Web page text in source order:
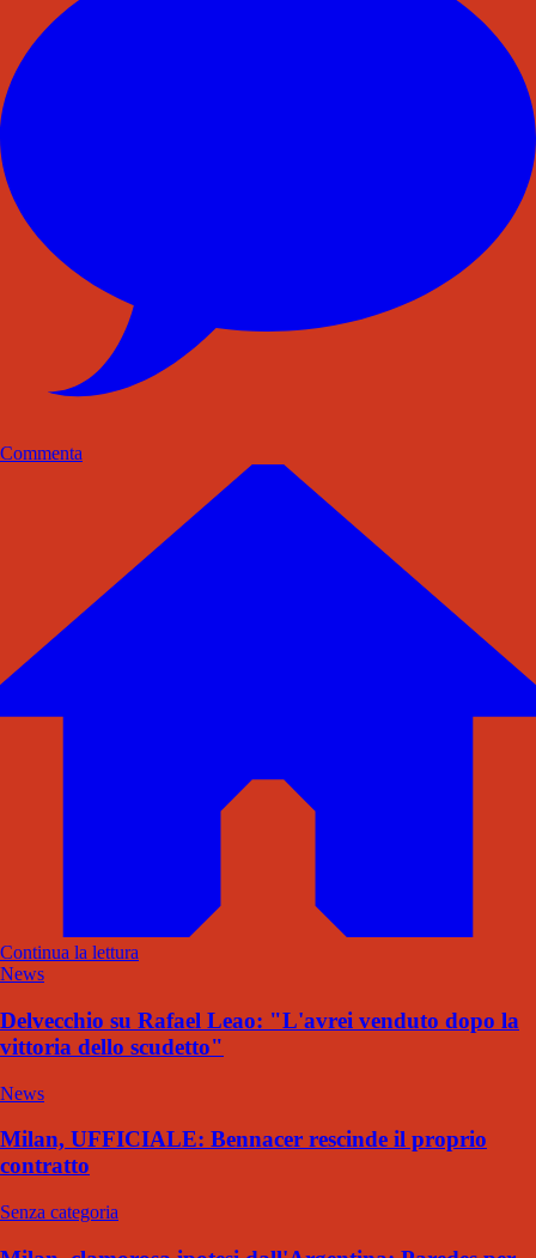
Commenta
Continua la lettura
News
Delvecchio su Rafael Leao: "L'avrei venduto dopo la
vittoria dello scudetto"
News
Milan, UFFICIALE: Bennacer rescinde il proprio
contratto
Senza categoria